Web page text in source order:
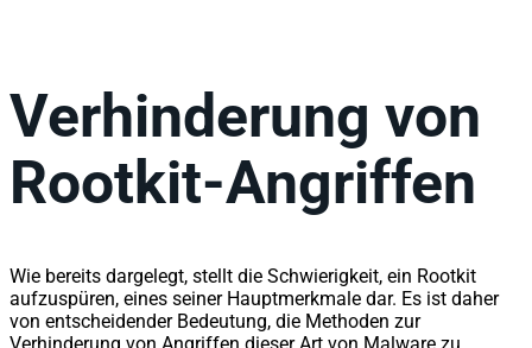
Verhinderung von
Rootkit-Angriffen
Wie bereits dargelegt, stellt die Schwierigkeit, ein Rootkit
aufzuspüren, eines seiner Hauptmerkmale dar. Es ist daher
von entscheidender Bedeutung, die Methoden zur